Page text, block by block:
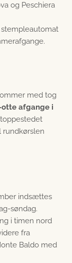
og Peschiera
stempleautomat
med tog
otte afgange i
indsættes
søndag.
i timen nord
fra
Baldo med